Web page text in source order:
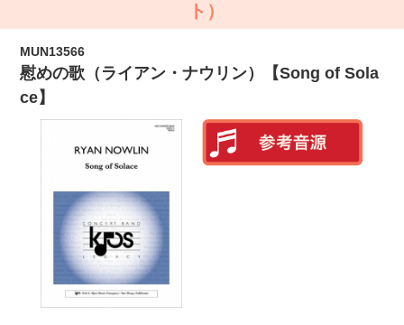
ト）
MUN13566
慰めの歌（ライアン・ナウリン）【Song of Sola
ce】